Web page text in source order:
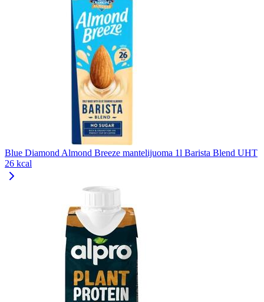
Blue Diamond Almond Breeze mantelijuoma 1l Barista Blend UHT
26 kcal